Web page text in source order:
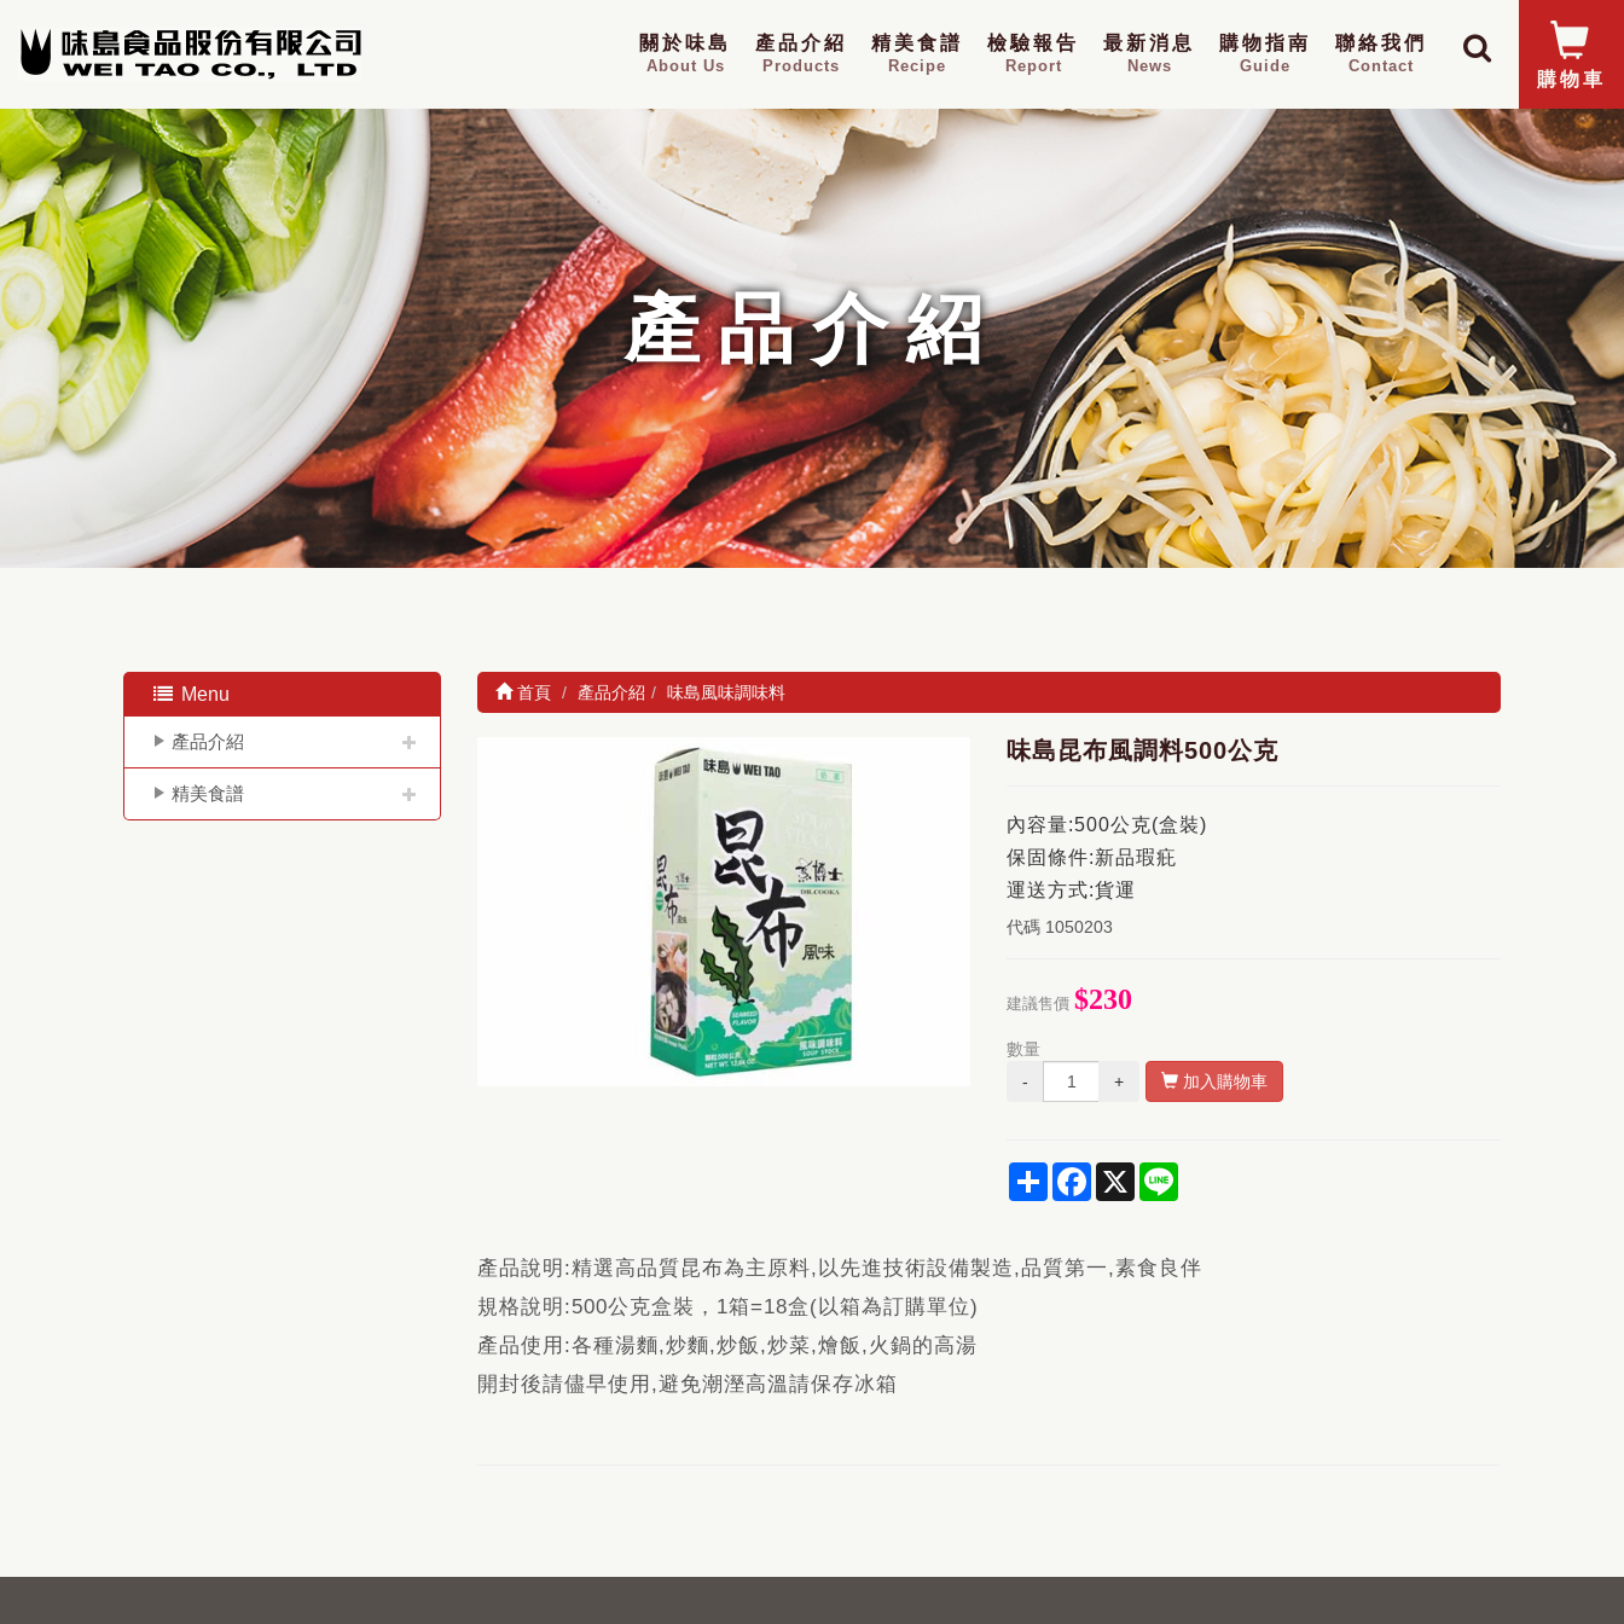
關於味島
About Us
產品介紹
Products
精美食譜
Recipe
檢驗報告
Report
最新消息
News
購物指南
Guide
聯絡我們
Contact
購物車
產品介紹
首頁 產品介紹 味島風味調味料
味島昆布風調料500公克
內容量:500公克(盒裝)
保固條件:新品瑕疪
運送方式:貨運
代碼 1050203
建議售價 $230
數量
-
+ 加入購物車
Share Facebook
X
產品說明:精選高品質昆布為主原料,以先進技術設備製造,品質第一,素食良伴
規格說明:500公克盒裝，1箱=18盒(以箱為訂購單位)
產品使用:各種湯麵,炒麵,炒飯,炒菜,燴飯,火鍋的高湯
開封後請儘早使用,避免潮溼高溫請保存冰箱
Menu
產品介紹
精美食譜